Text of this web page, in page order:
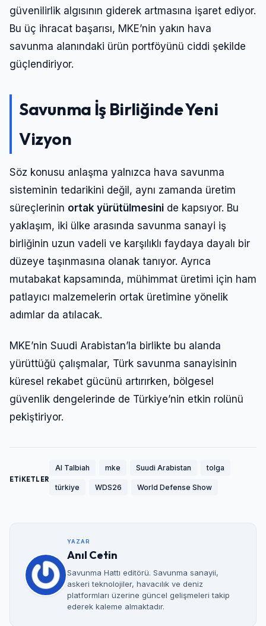
güvenilirlik algısının giderek artmasına işaret ediyor.
Bu üç ihracat başarısı, MKE’nin yakın hava
savunma alanındaki ürün portföyünü ciddi şekilde
güçlendiriyor.
Savunma İş Birliğinde Yeni
Vizyon
Söz konusu anlaşma yalnızca hava savunma
sisteminin tedarikini değil, aynı zamanda üretim
süreçlerinin ortak yürütülmesini de kapsıyor. Bu
yaklaşım, iki ülke arasında savunma sanayi iş
birliğinin uzun vadeli ve karşılıklı faydaya dayalı bir
düzeye taşınmasına olanak tanıyor. Ayrıca
mutabakat kapsamında, mühimmat üretimi için ham
patlayıcı malzemelerin ortak üretimine yönelik
adımlar da atılacak.
MKE’nin Suudi Arabistan’la birlikte bu alanda
yürüttüğü çalışmalar, Türk savunma sanayisinin
küresel rekabet gücünü artırırken, bölgesel
güvenlik dengelerinde de Türkiye’nin etkin rolünü
pekiştiriyor.
ETİKETLER
Al Talbiah mke Suudi Arabistan tolga
türkiye WDS26 World Defense Show
YAZAR
Anıl Cetin
Savunma Hattı editörü. Savunma sanayii,
askeri teknolojiler, havacılık ve deniz
platformları üzerine güncel gelişmeleri takip
ederek kaleme almaktadır.